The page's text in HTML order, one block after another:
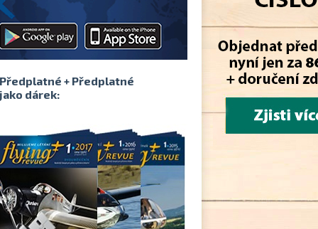
Předplatné + Předplatné
jako dárek: